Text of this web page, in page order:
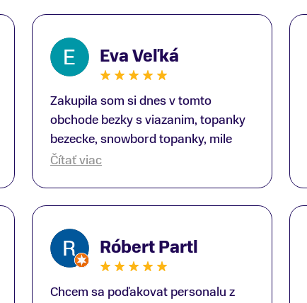
Eva Veľká
Zakupila som si dnes v tomto
obchode bezky s viazanim, topanky
bezecke, snowbord topanky, mile
prekvapenie ako Peter, ktory nas
Čítať viac
Róbert Partl
Chcem sa poďakovat personalu z